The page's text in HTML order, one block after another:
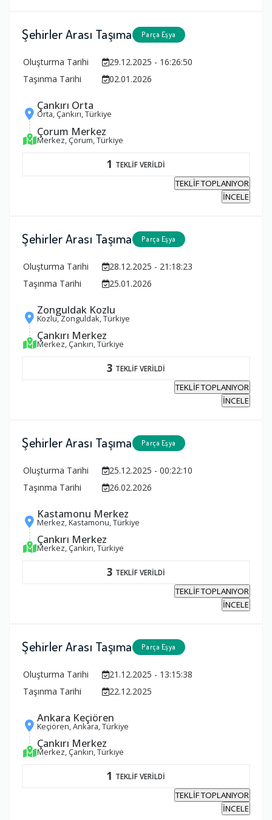
Şehirler Arası Taşıma Parça Eşya
Oluşturma Tarihi
29.12.2025 - 16:26:50
Taşınma Tarihi
02.01.2026
Çankırı Orta
Orta, Çankırı, Türkiye
Çorum Merkez
Merkez, Çorum, Türkiye
1 TEKLİF VERİLDİ
TEKLİF TOPLANIYOR
İNCELE
Şehirler Arası Taşıma Parça Eşya
Oluşturma Tarihi
28.12.2025 - 21:18:23
Taşınma Tarihi
25.01.2026
Zonguldak Kozlu
Kozlu, Zonguldak, Türkiye
Çankırı Merkez
Merkez, Çankırı, Türkiye
3 TEKLİF VERİLDİ
TEKLİF TOPLANIYOR
İNCELE
Şehirler Arası Taşıma Parça Eşya
Oluşturma Tarihi
25.12.2025 - 00:22:10
Taşınma Tarihi
26.02.2026
Kastamonu Merkez
Merkez, Kastamonu, Türkiye
Çankırı Merkez
Merkez, Çankırı, Türkiye
3 TEKLİF VERİLDİ
TEKLİF TOPLANIYOR
İNCELE
Şehirler Arası Taşıma Parça Eşya
Oluşturma Tarihi
21.12.2025 - 13:15:38
Taşınma Tarihi
22.12.2025
Ankara Keçiören
Keçiören, Ankara, Türkiye
Çankırı Merkez
Merkez, Çankırı, Türkiye
1 TEKLİF VERİLDİ
TEKLİF TOPLANIYOR
İNCELE